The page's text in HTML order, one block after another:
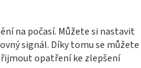
na počasí. Můžete si nastavit
signál. Díky tomu se můžete
opatření ke zlepšení